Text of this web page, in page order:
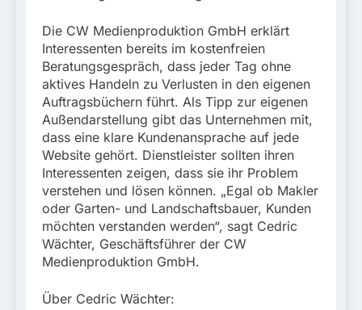
Die CW Medienproduktion GmbH erklärt
Interessenten bereits im kostenfreien
Beratungsgespräch, dass jeder Tag ohne
aktives Handeln zu Verlusten in den eigenen
Auftragsbüchern führt. Als Tipp zur eigenen
Außendarstellung gibt das Unternehmen mit,
dass eine klare Kundenansprache auf jede
Website gehört. Dienstleister sollten ihren
Interessenten zeigen, dass sie ihr Problem
verstehen und lösen können. „Egal ob Makler
oder Garten- und Landschaftsbauer, Kunden
möchten verstanden werden“, sagt Cedric
Wächter, Geschäftsführer der CW
Medienproduktion GmbH.
Über Cedric Wächter: